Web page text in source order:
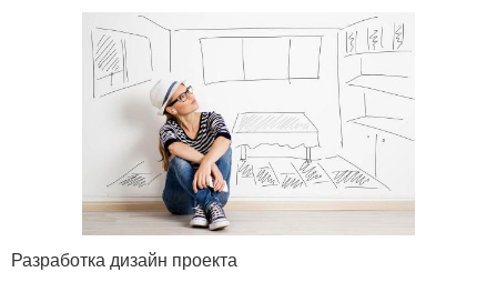
Разработка дизайн проекта